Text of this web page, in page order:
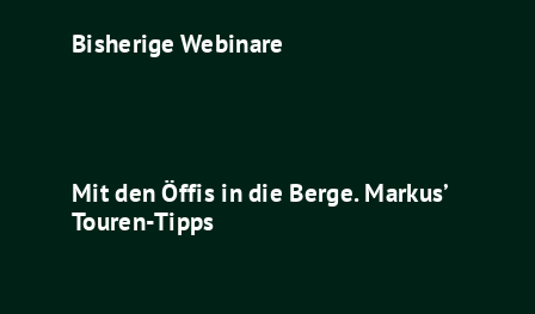
Bisherige Webinare
Mit den Öffis in die Berge. Markus’
Touren-Tipps